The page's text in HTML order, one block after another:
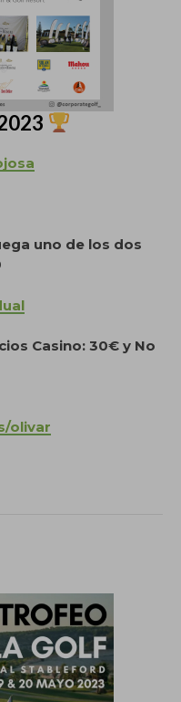
uno de los dos
Casino: 30€ y No
olivar